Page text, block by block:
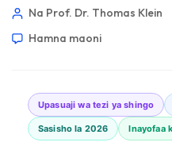
Na Prof. Dr. Thomas Klein
Hamna maoni
Upasuaji wa tezi ya shingo
Sasisho la 2026 Inayofaa